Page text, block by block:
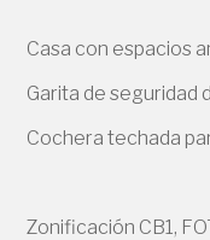
Casa con espacios
Garita de seguridad
Cochera techada
Zonificación CB1,